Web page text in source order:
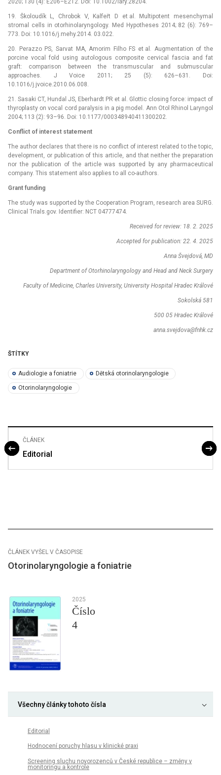
19. Školoudík L, Chrobok V, Kalfeřt D et al. Multipotent mesenchymal
stromal cells in otorhinolaryngology. Med Hypotheses 2014; 82 (6): 769–
773. Doi: 10.1016/j.mehy.2014. 03.022.
20. Perazzo PS, Sarvat MA, Amorim Filho FS et al. Augmentation of the
porcine vocal fold using autologous composite cervical fascia and fat
graft: comparison between the transmuscular and submuscular
approaches. J Voice 2011; 25 (5): 626–631. Doi:
10.1016/j.jvoice.2010.06.008.
21. Sasaki CT, Hundal JS, Eberhardt PR et al. Glottic closing force: impact of
thyroplasty on vocal cord paralysis in a pig model. Ann Otol Rhinol Laryngol
2004; 113 (2): 93–96. Doi: 10.1177/000348940411300202.
Conflict of interest statement
The author declares that there is no conflict of interest related to the topic,
development, or publication of this article, and that neither the preparation
nor the publication of the article was supported by any pharmaceutical
company. This statement also applies to all co-authors.
Grant funding
The study was supported by the Cooperation Program, research area SURG.
Clinical Trials.gov. Identifier: NCT 04777474.
Received for review: 18. 2. 2025
Accepted for publication: 22. 4. 2025
Anna Švejdová, MD
Department of Otorhinolaryngology and Head and Neck Surgery
Faculty of Medicine, Charles University, University Hospital Hradec Králové
Sokolská 581
500 05 Hradec Králové
anna.svejdova@fnhk.cz
ŠTÍTKY
Audiologie a foniatrie Dětská otorinolaryngologie
Otorinolaryngologie
ČLÁNEK
Editorial
ČLÁNEK VYŠEL V ČASOPISE
Otorinolaryngologie a foniatrie
2025
Číslo
4
Všechny články tohoto čísla
Editorial
Hodnocení poruchy hlasu v klinické praxi
Screening sluchu novorozenců v České republice – změny v
monitoringu a kontrole